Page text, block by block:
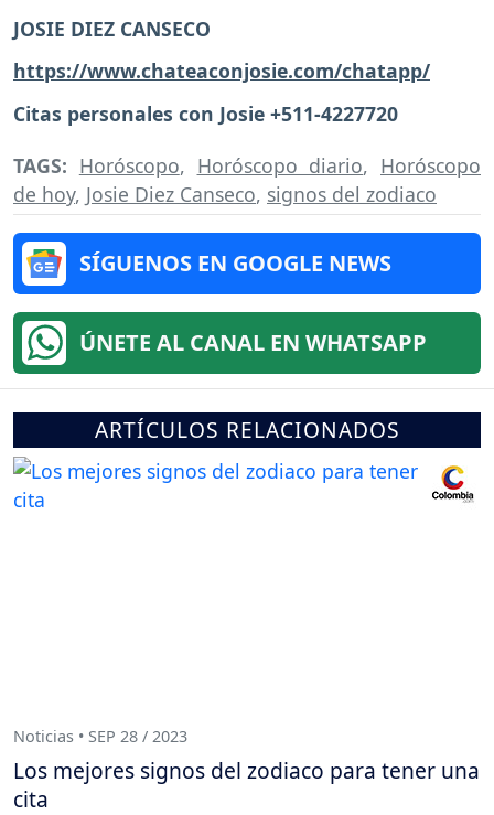
JOSIE DIEZ CANSECO
https://www.chateaconjosie.com/chatapp/
Citas personales con Josie +511-4227720
TAGS: Horóscopo, Horóscopo diario, Horóscopo
de hoy, Josie Diez Canseco, signos del zodiaco
SÍGUENOS EN GOOGLE NEWS
ÚNETE AL CANAL EN WHATSAPP
ARTÍCULOS RELACIONADOS
Noticias • SEP 28 / 2023
Los mejores signos del zodiaco para tener una
cita